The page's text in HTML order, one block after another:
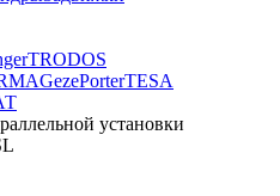
TRODOS
GezePorterTESA
установки